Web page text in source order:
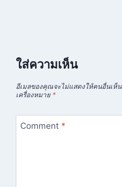
ใส่ความเห็น
อีเมลของคุณจะไม่แสดงให้คนอื่นเห็น
เครื่องหมาย *
Comment *